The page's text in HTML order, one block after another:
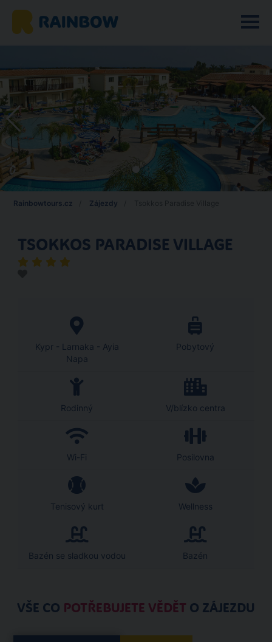
Rainbowtours.cz Zájezdy
TSOKKOS PARADISE VILLAGE
Kypr - Larnaka - Ayia
Napa
Pobytový
Rodinný V/blízko centra
Wi-Fi Posilovna
Tenisový kurt Wellness
Bazén se sladkou vodou Bazén
VŠE CO POTŘEBUJETE VĚDĚT O ZÁJEZDU